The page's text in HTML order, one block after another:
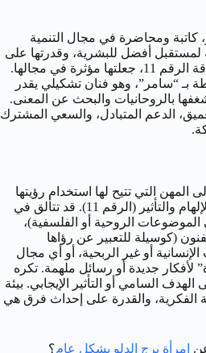
في 11 فبراير، كاتبة ومحاضرة في مجال التنمية
لمستقبل أفضل للبشرية، وقدرتها على
إيصال رسائل ملهمة بفضل طاقة الرقم 11، جعلتها مؤثرة في مجالها.
بـ “سامر”، وهو فنان تشكيلي يقدر
شغفها بالروحانيات والبحث عن المعنى.
الدعم المتبادل، والسعي المشترك
امرأة 11 فبراير إلى المهن التي تتيح لها استخدام رؤيتها
المبتكرة (الدلو) وقدرتها على الإلهام والتأثير (الرقم 11). قد تتألق في
الروحية أو الفلسفية)،
(كوسيلة للتعبير عن رؤاها
أو غير الربحية، أو أي مجال
لأفكار جديدة أو رسائل ملهمة. تكره
الهدف السامي أو التأثير الإيجابي. بيئة
الفكرية، والقدرة على إحداث فرق هي
امرأة برج الدلو بشكل عام؟